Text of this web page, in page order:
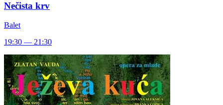
Nečista krv
Balet
19:30 — 21:30